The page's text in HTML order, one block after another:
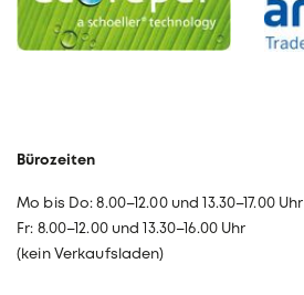
Bürozeiten
Mo bis Do: 8.00–12.00 und 13.30–17.00 Uhr
Fr: 8.00–12.00 und 13.30–16.00 Uhr
(kein Verkaufsladen)